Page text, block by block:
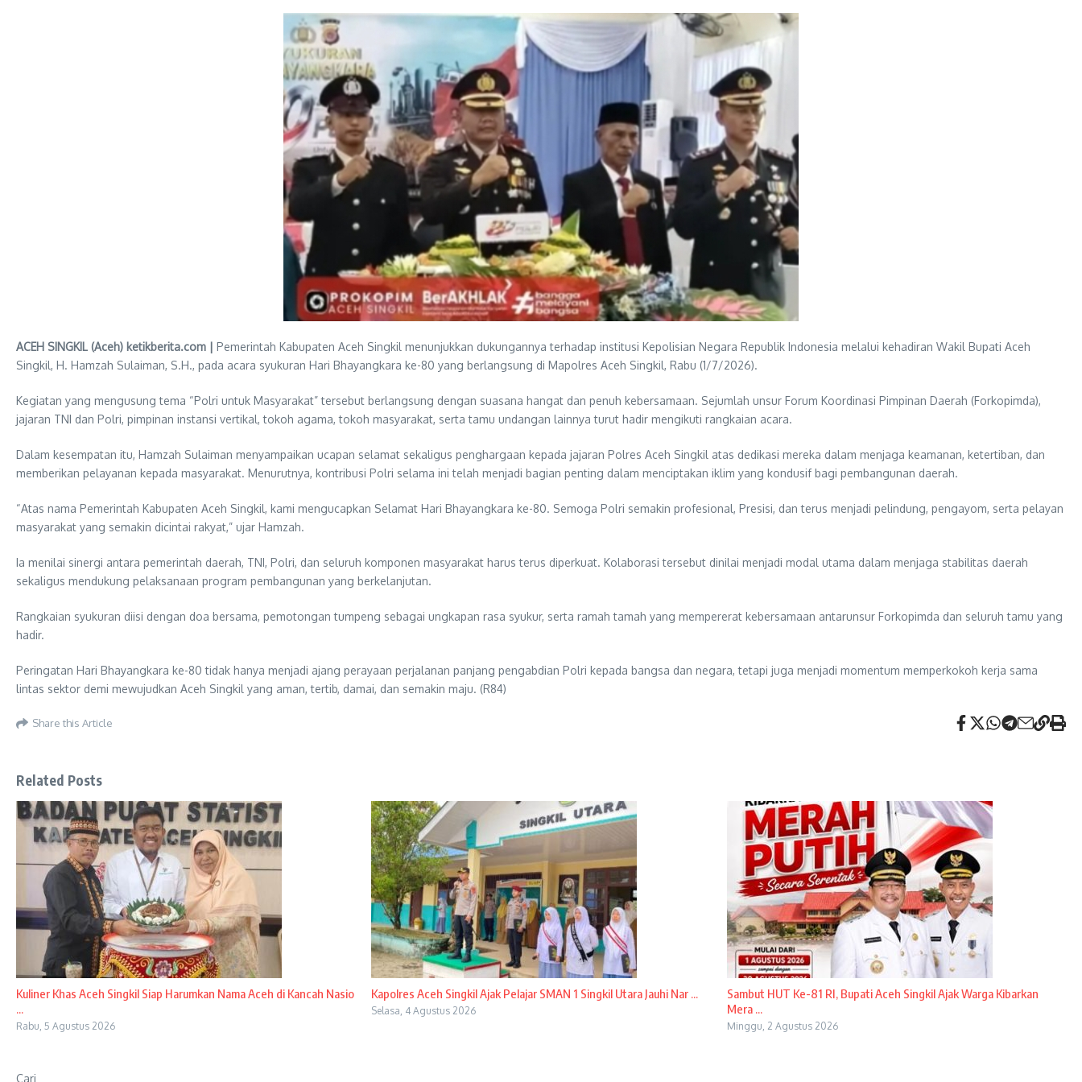
ACEH SINGKIL (Aceh) ketikberita.com | Pemerintah Kabupaten Aceh Singkil menunjukkan dukungannya terhadap institusi Kepolisian Negara Republik Indonesia melalui kehadiran Wakil Bupati Aceh
Singkil, H. Hamzah Sulaiman, S.H., pada acara syukuran Hari Bhayangkara ke-80 yang berlangsung di Mapolres Aceh Singkil, Rabu (1/7/2026).
Kegiatan yang mengusung tema “Polri untuk Masyarakat” tersebut berlangsung dengan suasana hangat dan penuh kebersamaan. Sejumlah unsur Forum Koordinasi Pimpinan Daerah (Forkopimda),
jajaran TNI dan Polri, pimpinan instansi vertikal, tokoh agama, tokoh masyarakat, serta tamu undangan lainnya turut hadir mengikuti rangkaian acara.
Dalam kesempatan itu, Hamzah Sulaiman menyampaikan ucapan selamat sekaligus penghargaan kepada jajaran Polres Aceh Singkil atas dedikasi mereka dalam menjaga keamanan, ketertiban, dan
memberikan pelayanan kepada masyarakat. Menurutnya, kontribusi Polri selama ini telah menjadi bagian penting dalam menciptakan iklim yang kondusif bagi pembangunan daerah.
“Atas nama Pemerintah Kabupaten Aceh Singkil, kami mengucapkan Selamat Hari Bhayangkara ke-80. Semoga Polri semakin profesional, Presisi, dan terus menjadi pelindung, pengayom, serta pelayan
masyarakat yang semakin dicintai rakyat,” ujar Hamzah.
Ia menilai sinergi antara pemerintah daerah, TNI, Polri, dan seluruh komponen masyarakat harus terus diperkuat. Kolaborasi tersebut dinilai menjadi modal utama dalam menjaga stabilitas daerah
sekaligus mendukung pelaksanaan program pembangunan yang berkelanjutan.
Rangkaian syukuran diisi dengan doa bersama, pemotongan tumpeng sebagai ungkapan rasa syukur, serta ramah tamah yang mempererat kebersamaan antarunsur Forkopimda dan seluruh tamu yang
hadir.
Peringatan Hari Bhayangkara ke-80 tidak hanya menjadi ajang perayaan perjalanan panjang pengabdian Polri kepada bangsa dan negara, tetapi juga menjadi momentum memperkokoh kerja sama
lintas sektor demi mewujudkan Aceh Singkil yang aman, tertib, damai, dan semakin maju. (R84)
Share this Article
Related Posts
Kuliner Khas Aceh Singkil Siap Harumkan Nama Aceh di Kancah Nasio
...
Rabu, 5 Agustus 2026
Kapolres Aceh Singkil Ajak Pelajar SMAN 1 Singkil Utara Jauhi Nar ...
Selasa, 4 Agustus 2026
Sambut HUT Ke-81 RI, Bupati Aceh Singkil Ajak Warga Kibarkan
Mera ...
Minggu, 2 Agustus 2026
Cari